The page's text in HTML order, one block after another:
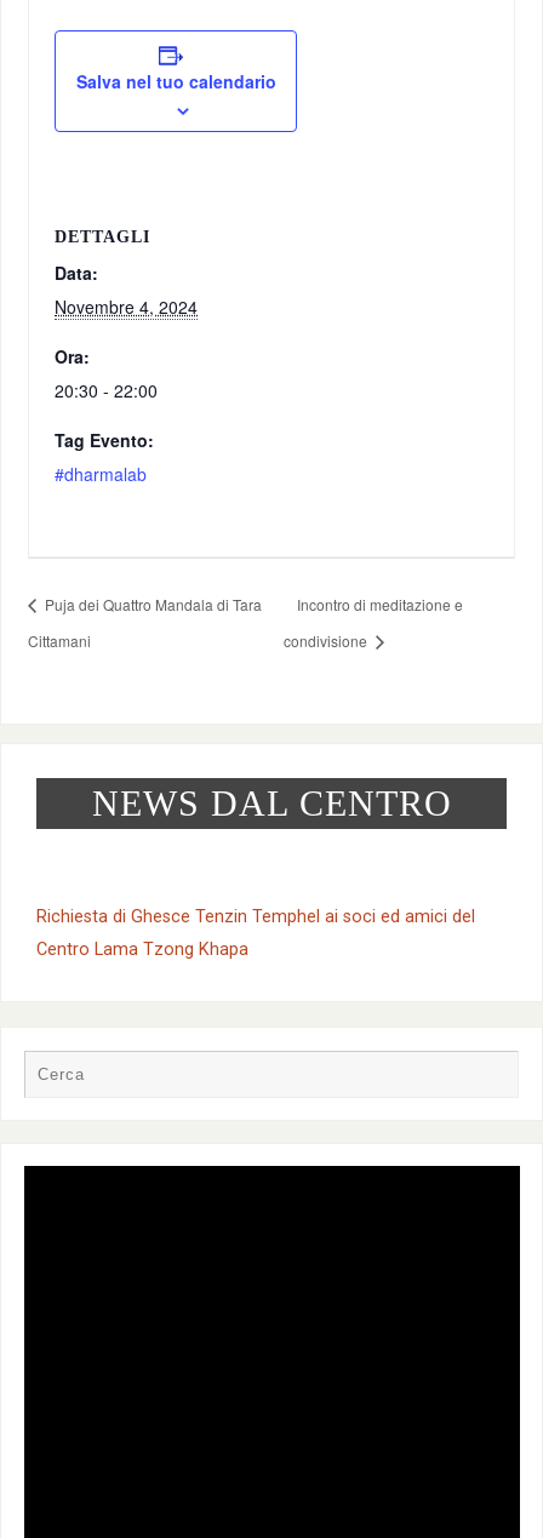
Salva nel tuo calendario
DETTAGLI
Data:
Novembre 4, 2024
Ora:
20:30 - 22:00
Tag Evento:
#dharmalab
Puja dei Quattro Mandala di Tara
Cittamani
Incontro di meditazione e
condivisione
NEWS DAL CENTRO
Richiesta di Ghesce Tenzin Temphel ai soci ed amici del
Centro Lama Tzong Khapa